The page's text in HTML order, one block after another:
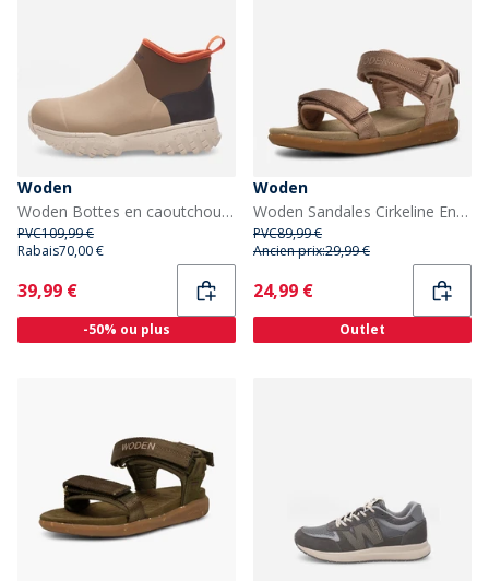
Woden
Woden Bottes en caoutchouc imperméables Irene Femme 259 Coffee Cream Multi
PVC109,99 €
Rabais70,00 €
Current
39,99 €
-50% ou plus
Woden
Woden Sandales Cirkeline Enfant 800 Dry Rose
PVC89,99 €
Ancien prix:29,99 €
Current
24,99 €
Outlet